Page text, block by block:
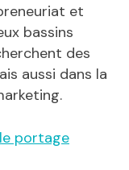
et
bassins
des
aussi dans la
portage